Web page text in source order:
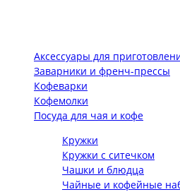
Аксессуары для
Заварники и френч-прессы
Кофеварки
Кофемолки
Посуда для чая и кофе
Кружки
Кружки с ситечком
Чашки и блюдца
Чайные и кофейные